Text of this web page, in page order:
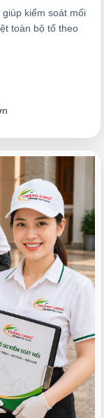
kiểm soát mối
toàn bộ tổ theo